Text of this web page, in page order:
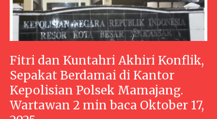
Fitri dan Kuntahri Akhiri Konflik,
Sepakat Berdamai di Kantor
Kepolisian Polsek Mamajang.
Wartawan 2 min baca Oktober 17,